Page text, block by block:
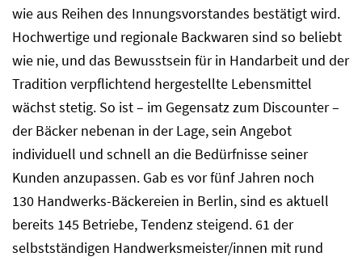
wie aus Reihen des Innungsvorstandes bestätigt wird.
Hochwertige und regionale Backwaren sind so beliebt
wie nie, und das Bewusstsein für in Handarbeit und der
Tradition verpflichtend hergestellte Lebensmittel
wächst stetig. So ist – im Gegensatz zum Discounter –
der Bäcker nebenan in der Lage, sein Angebot
individuell und schnell an die Bedürfnisse seiner
Kunden anzupassen. Gab es vor fünf Jahren noch
130 Handwerks-Bäckereien in Berlin, sind es aktuell
bereits 145 Betriebe, Tendenz steigend. 61 der
selbstständigen Handwerksmeister/innen mit rund